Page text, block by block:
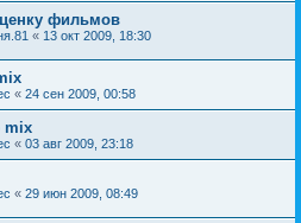
фильмов
« 13 окт 2009, 18:30
« 24 сен 2009, 00:58
mix
« 03 авг 2009, 23:18
« 29 июн 2009, 08:49